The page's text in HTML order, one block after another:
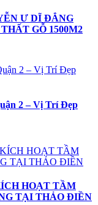
Ư DĨ ĐẲNG
GỖ 1500M2
2 – Vị Trí Đẹp
HOẠT TẦM
TẠI THẢO ĐIỀN